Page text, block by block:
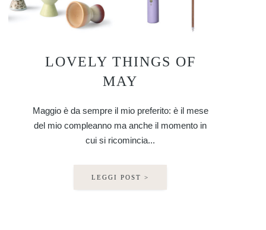
LOVELY THINGS OF
MAY
Maggio è da sempre il mio preferito: è il mese
del mio compleanno ma anche il momento in
cui si ricomincia...
LEGGI POST >